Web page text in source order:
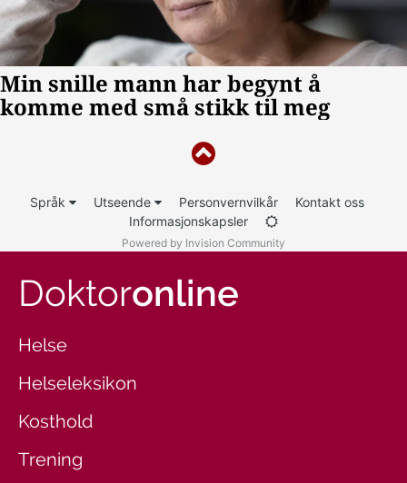
Språk Utseende Personvernvilkår
Kontakt oss
Informasjonskapsler
Powered by Invision Community
Doktoronline
Helse
Helseleksikon
Kosthold
Trening